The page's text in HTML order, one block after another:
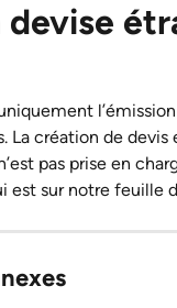
devise
La création de devis
pas prise en
est sur notre feuille